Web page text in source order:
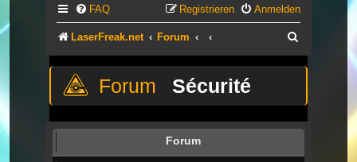
FAQ Anmelden
Registrieren
LaserFreak.net Forum
Sécurité
Forum